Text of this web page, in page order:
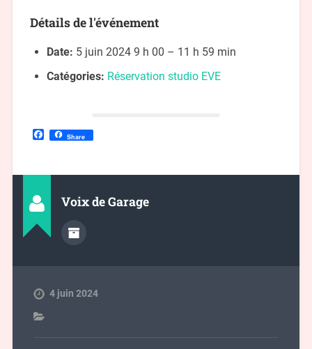
Détails de l'événement
Date: 5 juin 2024 9 h 00 – 11 h 59 min
Catégories: Réservation studio EVE
Facebook
Share
Voix de Garage
4 juin 2024